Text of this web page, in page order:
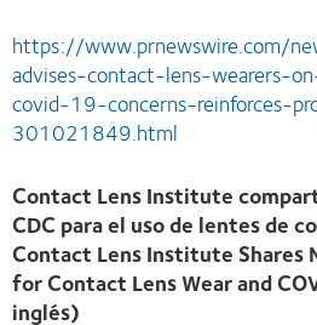
https://www.prnewswire.com/
advises-contact-lens-wearers-
covid-19-concerns-reinforces-
301021849.html
Contact Lens Institute
CDC para el uso de lentes de
Contact Lens Institute Shares
for Contact Lens Wear and
inglés)